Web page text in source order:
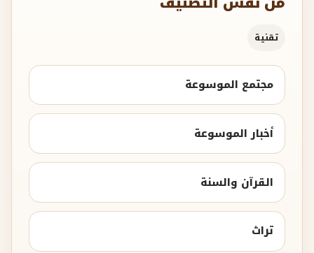
تقنية
مجتمع الموسوعة
أخبار الموسوعة
القرآن والسنة
تراث